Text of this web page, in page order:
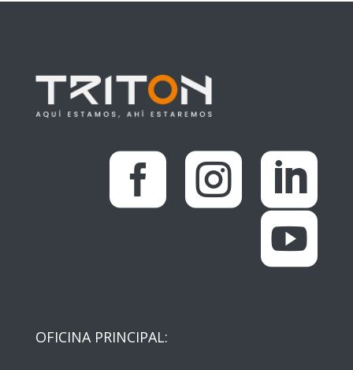
  

OFICINA PRINCIPAL: